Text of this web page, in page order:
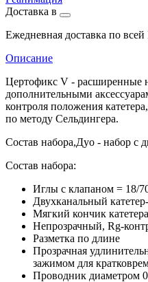
Доставка в
Ежедневная доставка по
Описание
Цертофикс V - расширенные
дополнительными
контроля положения
по методу Сельдингера.
Состав набора,Дуо - набор с
Состав набора:
Иглы с клапаном = 18/
Двухканальный
Мягкий кончик катетера
Непрозрачный, Rg-
Разметка по длине
Прозрачная
зажимом для
Проводник диаметром